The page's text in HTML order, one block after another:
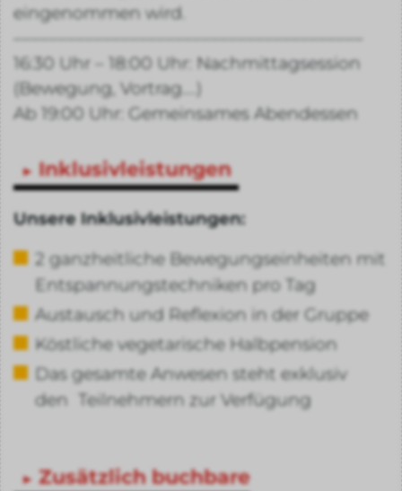
eingenommen wird.
–––––––––––––––––––––––––––––––––––––––
16:30 Uhr – 18:00 Uhr: Nachmittagsession
(Bewegung, Vortrag….)
Ab 19:00 Uhr: Gemeinsames Abendessen
Inklusivleistungen
Unsere Inklusivleistungen:
2 ganzheitliche Bewegungseinheiten mit
Entspannungstechniken pro Tag
Austausch und Reflexion in der Gruppe
Köstliche vegetarische Halbpension
Das gesamte Anwesen steht exklusiv
den Teilnehmern zur Verfügung
Zusätzlich buchbare